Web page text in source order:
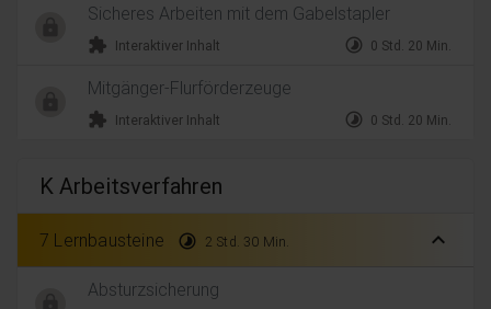
Sicheres Arbeiten mit dem Gabelstapler
extension Interaktiver Inhalt timelapse 0 Std. 20 Min.
Mitgänger-Flurförderzeuge
extension Interaktiver Inhalt timelapse 0 Std. 20 Min.
K Arbeitsverfahren
7 Lernbausteine timelapse 2 Std. 30 Min. expand_less
Absturzsicherung